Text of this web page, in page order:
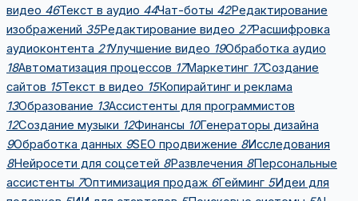
видео 46Текст в аудио 44Чат-боты 42Редактирование
изображений 35Редактирование видео 27Расшифровка
аудиоконтента 21Улучшение видео 19Обработка аудио
18Автоматизация процессов 17Маркетинг 17Создание
сайтов 15Текст в видео 15Копирайтинг и реклама
13Образование 13Ассистенты для программистов
12Создание музыки 12Финансы 10Генераторы дизайна
9Обработка данных 9SEO продвижение 8Исследования
8Нейросети для соцсетей 8Развлечения 8Персональные
ассистенты 7Оптимизация продаж 6Гейминг 5Идеи для